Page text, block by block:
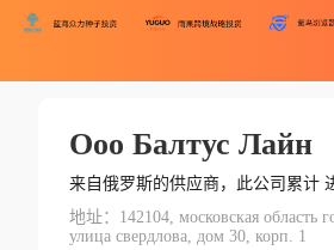
Ооо Балтус Лайн
来自俄罗斯的供应商，此公司累计
地址：142104, московская область
улица свердлова, дом 30, корп. 1